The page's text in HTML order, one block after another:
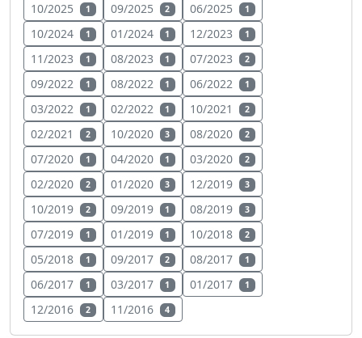
10/2025 1 09/2025 2 06/2025 1
10/2024 1 01/2024 1 12/2023 1
11/2023 1 08/2023 1 07/2023 2
09/2022 1 08/2022 1 06/2022 1
03/2022 1 02/2022 1 10/2021 2
02/2021 2 10/2020 3 08/2020 2
07/2020 1 04/2020 1 03/2020 2
02/2020 2 01/2020 3 12/2019 3
10/2019 2 09/2019 1 08/2019 3
07/2019 1 01/2019 1 10/2018 2
05/2018 1 09/2017 2 08/2017 1
06/2017 1 03/2017 1 01/2017 1
12/2016 2 11/2016 4